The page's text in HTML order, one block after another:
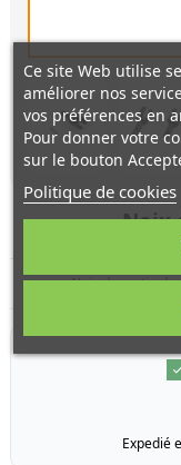
Noix
Noix de sortie de
Expedié
Ce site Web utilise
améliorer nos
vos préférences en
Pour donner votre
sur le bouton
Politique de cookies